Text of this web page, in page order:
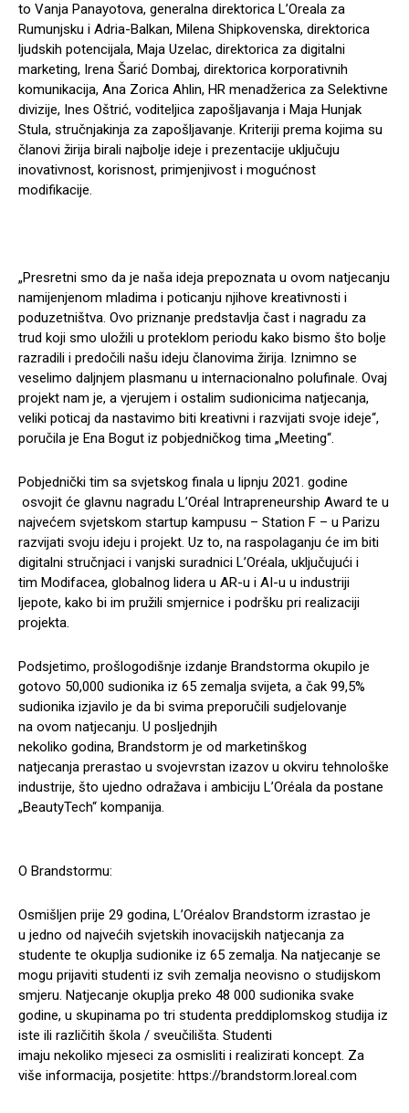
to Vanja Panayotova, generalna direktorica L’Oreala za
Rumunjsku i Adria-Balkan, Milena Shipkovenska, direktorica
ljudskih potencijala, Maja Uzelac, direktorica za digitalni
marketing, Irena Šarić Dombaj, direktorica korporativnih
komunikacija, Ana Zorica Ahlin, HR menadžerica za Selektivne
divizije, Ines Oštrić, voditeljica zapošljavanja i Maja Hunjak
Stula, stručnjakinja za zapošljavanje. Kriteriji prema kojima su
članovi žirija birali najbolje ideje i prezentacije uključuju
inovativnost, korisnost, primjenjivost i mogućnost
modifikacije.
„Presretni smo da je naša ideja prepoznata u ovom natjecanju
namijenjenom mladima i poticanju njihove kreativnosti i
poduzetništva. Ovo priznanje predstavlja čast i nagradu za
trud koji smo uložili u proteklom periodu kako bismo što bolje
razradili i predočili našu ideju članovima žirija. Iznimno se
veselimo daljnjem plasmanu u internacionalno polufinale. Ovaj
projekt nam je, a vjerujem i ostalim sudionicima natjecanja,
veliki poticaj da nastavimo biti kreativni i razvijati svoje ideje“,
poručila je Ena Bogut iz pobjedničkog tima „Meeting“.
Pobjednički tim sa svjetskog finala u lipnju 2021. godine
osvojit će glavnu nagradu L’Oréal Intrapreneurship Award te u
najvećem svjetskom startup kampusu – Station F – u Parizu
razvijati svoju ideju i projekt. Uz to, na raspolaganju će im biti
digitalni stručnjaci i vanjski suradnici L’Oréala, uključujući i
tim Modifacea, globalnog lidera u AR-u i AI-u u industriji
ljepote, kako bi im pružili smjernice i podršku pri realizaciji
projekta.
Podsjetimo, prošlogodišnje izdanje Brandstorma okupilo je
gotovo 50,000 sudionika iz 65 zemalja svijeta, a čak 99,5%
sudionika izjavilo je da bi svima preporučili sudjelovanje
na ovom natjecanju. U posljednjih
nekoliko godina, Brandstorm je od marketinškog
natjecanja prerastao u svojevrstan izazov u okviru tehnološke
industrije, što ujedno odražava i ambiciju L’Oréala da postane
„BeautyTech“ kompanija.
O Brandstormu:
Osmišljen prije 29 godina, L’Oréalov Brandstorm izrastao je
u jedno od najvećih svjetskih inovacijskih natjecanja za
studente te okuplja sudionike iz 65 zemalja. Na natjecanje se
mogu prijaviti studenti iz svih zemalja neovisno o studijskom
smjeru. Natjecanje okuplja preko 48 000 sudionika svake
godine, u skupinama po tri studenta preddiplomskog studija iz
iste ili različitih škola / sveučilišta. Studenti
imaju nekoliko mjeseci za osmisliti i realizirati koncept. Za
više informacija, posjetite: https://brandstorm.loreal.com